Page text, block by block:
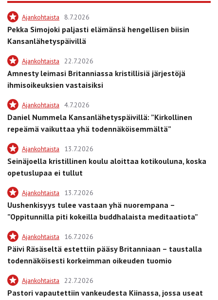
Ajankohtaista 8.7.2026
Pekka Simojoki paljasti elämänsä hengellisen biisin
Kansanlähetyspäivillä
Ajankohtaista 22.7.2026
Amnesty leimasi Britanniassa kristillisiä järjestöjä
ihmisoikeuksien vastaisiksi
Ajankohtaista 4.7.2026
Daniel Nummela Kansanlähetyspäivillä: ”Kirkollinen
repeämä vaikuttaa yhä todennäköisemmältä”
Ajankohtaista 13.7.2026
Seinäjoella kristillinen koulu aloittaa kotikouluna, koska
opetuslupaa ei tullut
Ajankohtaista 13.7.2026
Uushenkisyys tulee vastaan yhä nuorempana –
”Oppitunnilla piti kokeilla buddhalaista meditaatiota”
Ajankohtaista 16.7.2026
Päivi Räsäseltä estettiin pääsy Britanniaan – taustalla
todennäköisesti korkeimman oikeuden tuomio
Ajankohtaista 22.7.2026
Pastori vapautettiin vankeudesta Kiinassa, jossa useat